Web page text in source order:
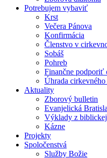
Potrebujem vybaviť
Krst
Večera Pánova
Konfirmácia
Členstvo v
Sobáš
Pohreb
Finančne podporiť
Úhrada
Aktuality
Zborový bulletin
Evanjelická
Výklady z
Kázne
Projekty
Spoločenstvá
Služby Božie